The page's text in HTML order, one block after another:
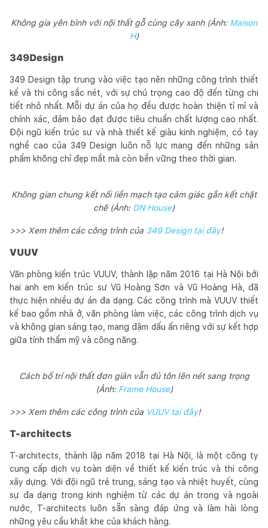
Không gia yên bình với nội thất gỗ cùng cây xanh (Ảnh: Maison
H)
349Design
349 Design tập trung vào việc tạo nên những công trình thiết
kế và thi công sắc nét, với sự chú trọng cao độ đến từng chi
tiết nhỏ nhất. Mỗi dự án của họ đều được hoàn thiện tỉ mỉ và
chính xác, đảm bảo đạt được tiêu chuẩn chất lượng cao nhất.
Đội ngũ kiến trúc sư và nhà thiết kế giàu kinh nghiệm, có tay
nghề cao của 349 Design luôn nỗ lực mang đến những sản
phẩm không chỉ đẹp mắt mà còn bền vững theo thời gian.
Không gian chung kết nối liền mạch tạo cảm giác gắn kết chặt
chẽ (Ảnh: DN House)
>>> Xem thêm các công trình của 349 Design tại đây!
VUUV
Văn phòng kiến trúc VUUV, thành lập năm 2016 tại Hà Nội bởi
hai anh em kiến trúc sư Vũ Hoàng Sơn và Vũ Hoàng Hà, đã
thực hiện nhiều dự án đa dạng. Các công trình mà VUUV thiết
kế bao gồm nhà ở, văn phòng làm việc, các công trình dịch vụ
và không gian sáng tạo, mang đậm dấu ấn riêng với sự kết hợp
giữa tính thẩm mỹ và công năng.
Cách bố trí nội thất đơn giản vẫn đủ tôn lên nét sang trọng
(Ảnh: Frame House)
>>> Xem thêm các công trình của VUUV tại đây!
T-architects
T-architects, thành lập năm 2018 tại Hà Nội, là một công ty
cung cấp dịch vụ toàn diện về thiết kế kiến trúc và thi công
xây dựng. Với đội ngũ trẻ trung, sáng tạo và nhiệt huyết, cùng
sự đa dạng trong kinh nghiệm từ các dự án trong và ngoài
nước, T-architects luôn sẵn sàng đáp ứng và làm hài lòng
những yêu cầu khắt khe của khách hàng.